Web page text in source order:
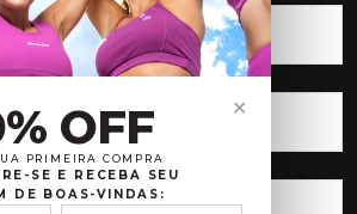
✕
OFF
PRIMEIRA COMPRA
SE E RECEBA SEU
DE BOAS-VINDAS: